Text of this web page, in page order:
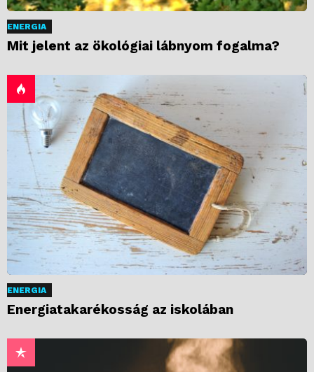
ENERGIA
Mit jelent az ökológiai lábnyom fogalma?
ENERGIA
Energiatakarékosság az iskolában